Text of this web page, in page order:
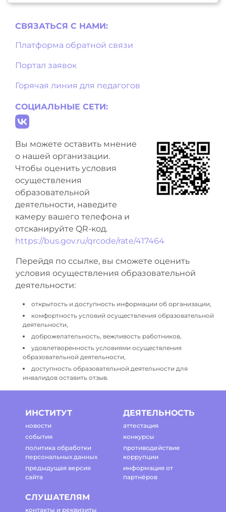
СВЯЗАТЬСЯ С НAМИ:
Платформа обратной связи
Портал заявок
Горячая линия для педагогов
СОЦИАЛЬНЫЕ СЕТИ:
Вы можете оставить мнение
о нашей организации.
Чтобы оценить условия
осуществления
образовательной
деятельности, наведите
камеру вашего телефона и
отсканируйте QR-код.
https://bus.gov.ru/qrcode/rate/417464
Перейдя по ссылке, вы сможете оценить
условия осуществления образовательной
деятельности:
открытость и доступность информации об организации,
комфортность условий осуществления образовательной
деятельности,
доброжелательность, вежливость работников,
удовлетворенность условиями осуществления
образовательной деятельности,
доступность образовательной деятельности для
инвалидов оставить отзыв.
ИНСТИТУТ
новости
события
политика обработки
персональных данных
предыдущая версия
сайта
ДЕЯТЕЛЬНОСТЬ
аттестация
конкурсы
противодействие
коррупции
информация от
партнёров
СЛУШАТЕЛЯМ
контакты и реквизиты